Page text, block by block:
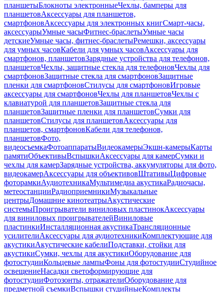
планшетыБлокноты электронныеЧехлы, бамперы для
планшетовАксессуары для планшетов,
смартфоновАксессуары для электронных книгСмарт-часы,
аксессуарыУмные часыФитнес-браслетыУмные часы
детскиеУмные часы, фитнес-браслетыРемешки, аксессуары
для умных часовКабели для умных часовАксессуары для
смартфонов, планшетовЗарядные устройства для телефонов,
планшетовЧехлы, защитные стекла для телефоновЧехлы для
смартфоновЗащитные стекла для смартфоновЗащитные
пленки для смартфоновСтилусы для смартфоновИгровые
аксессуары для смартфоновЧехлы для планшетовЧехлы с
клавиатурой для планшетовЗащитные стекла для
планшетовЗащитные пленки для планшетовСумки для
планшетовСтилусы для планшетовАксессуары для
планшетов, смартфоновКабели для телефонов,
планшетовФото,
видеосъемкаФотоаппаратыВидеокамерыЭкшн-камерыКарты
памятиОбъективыВспышкиАксессуары для камерСумки и
чехлы для камерЗарядные устройства, аккумуляторы для фото,
видеокамерАксессуары для объективовШтативыЦифровые
фоторамкиАудиотехникаМультимедиа акустикаРадиочасы,
метеостанцииРадиоприемникиМузыкальные
центрыДомашние кинотеатрыАкустические
системыПроигрыватели виниловых пластинокАксессуары
для виниловых проигрывателейВиниловые
пластинкиИнсталляционная акустикаТрансляционные
усилителиАксессуары для аудиотехникиКомплектующие для
акустикиАкустические кабелиПодставки, стойки для
акустикиСумки, чехлы для акустикиОборудование для
фотостудииКольцевые лампыФоны для фотостудииСтудийное
освещениеНасадки светоформирующие для
фотостудииФотозонты, отражателиОборудование для
предметной съемкиВспышки студийныеКомплекты